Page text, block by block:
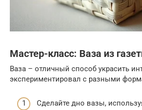
Мастер-класс: Ваза из
Ваза – отличный способ украсить
экспериментировал с разными
Сделайте дно вазы,